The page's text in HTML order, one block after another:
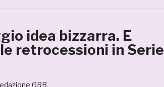
idea bizzarra. E
retrocessioni in Serie
GRB